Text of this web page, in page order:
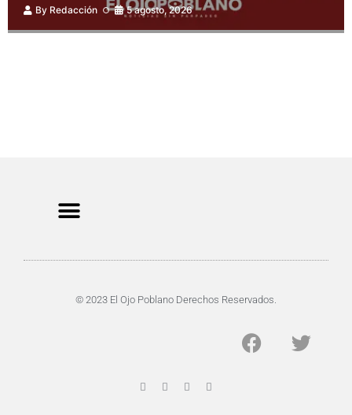
By Redacción 5 agosto, 2026
© 2023 El Ojo Poblano Derechos Reservados.